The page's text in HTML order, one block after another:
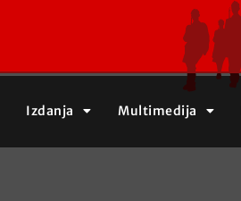
Izdanja Multimedija